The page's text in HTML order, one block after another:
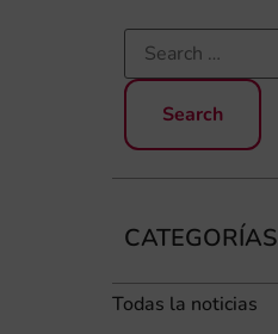
CATEGORÍAS
Todas la noticias